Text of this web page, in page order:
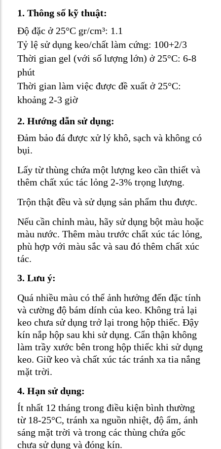
1. Thông số kỹ thuật:
Độ đặc ở 25°C gr/cm³: 1.1
Tỷ lệ sử dụng keo/chất làm cứng: 100+2/3
Thời gian gel (với số lượng lớn) ở 25°C: 6-8
phút
Thời gian làm việc được đề xuất ở 25°C:
khoảng 2-3 giờ
2. Hướng dẫn sử dụng:
Đảm bảo đá được xử lý khô, sạch và không có
bụi.
Lấy từ thùng chứa một lượng keo cần thiết và
thêm chất xúc tác lỏng 2-3% trọng lượng.
Trộn thật đều và sử dụng sản phẩm thu được.
Nếu cần chỉnh màu, hãy sử dụng bột màu hoặc
màu nước. Thêm màu trước chất xúc tác lỏng,
phù hợp với màu sắc và sau đó thêm chất xúc
tác.
3. Lưu ý:
Quá nhiều màu có thể ảnh hưởng đến đặc tính
và cường độ bám dính của keo. Không trả lại
keo chưa sử dụng trở lại trong hộp thiếc. Đậy
kín nắp hộp sau khi sử dụng. Cẩn thận không
làm trầy xước bên trong hộp thiếc khi sử dụng
keo. Giữ keo và chất xúc tác tránh xa tia nắng
mặt trời.
4. Hạn sử dụng:
Ít nhất 12 tháng trong điều kiện bình thường
từ 18-25°C, tránh xa nguồn nhiệt, độ ẩm, ánh
sáng mặt trời và trong các thùng chứa gốc
chưa sử dụng và đóng kín.